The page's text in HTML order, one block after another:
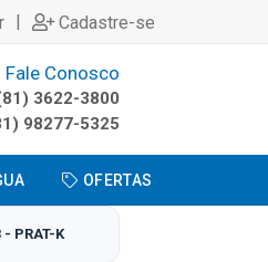
| Cadastre-se
Fale Conosco
3622-3800
98277-5325
OFERTAS
- PRAT-K